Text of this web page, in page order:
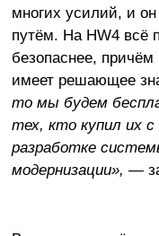
многих усилий, и
путём. На HW4 всё
безопаснее,
имеет решающее
то мы будем
тех, кто купил их с
разработке
модернизации», —